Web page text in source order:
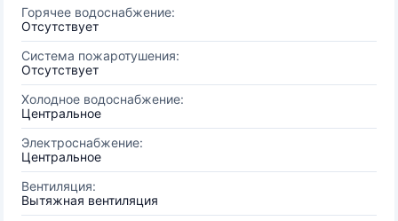
Горячее водоснабжение:
Отсутствует
Система пожаротушения:
Отсутствует
Холодное водоснабжение:
Центральное
Электроснабжение:
Центральное
Вентиляция:
Вытяжная вентиляция